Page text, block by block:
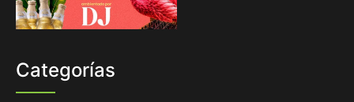
Categorías